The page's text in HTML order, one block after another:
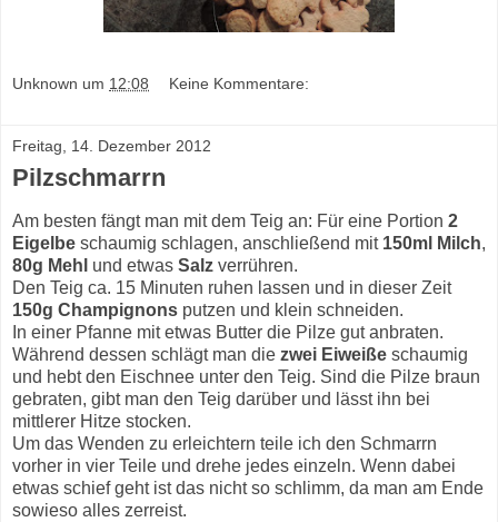
Unknown um 12:08 Keine Kommentare:
Freitag, 14. Dezember 2012
Pilzschmarrn
Am besten fängt man mit dem Teig an: Für eine Portion 2
Eigelbe schaumig schlagen, anschließend mit 150ml Milch,
80g Mehl und etwas Salz verrühren.
Den Teig ca. 15 Minuten ruhen lassen und in dieser Zeit
150g Champignons putzen und klein schneiden.
In einer Pfanne mit etwas Butter die Pilze gut anbraten.
Während dessen schlägt man die zwei Eiweiße schaumig
und hebt den Eischnee unter den Teig. Sind die Pilze braun
gebraten, gibt man den Teig darüber und lässt ihn bei
mittlerer Hitze stocken.
Um das Wenden zu erleichtern teile ich den Schmarrn
vorher in vier Teile und drehe jedes einzeln. Wenn dabei
etwas schief geht ist das nicht so schlimm, da man am Ende
sowieso alles zerreist.